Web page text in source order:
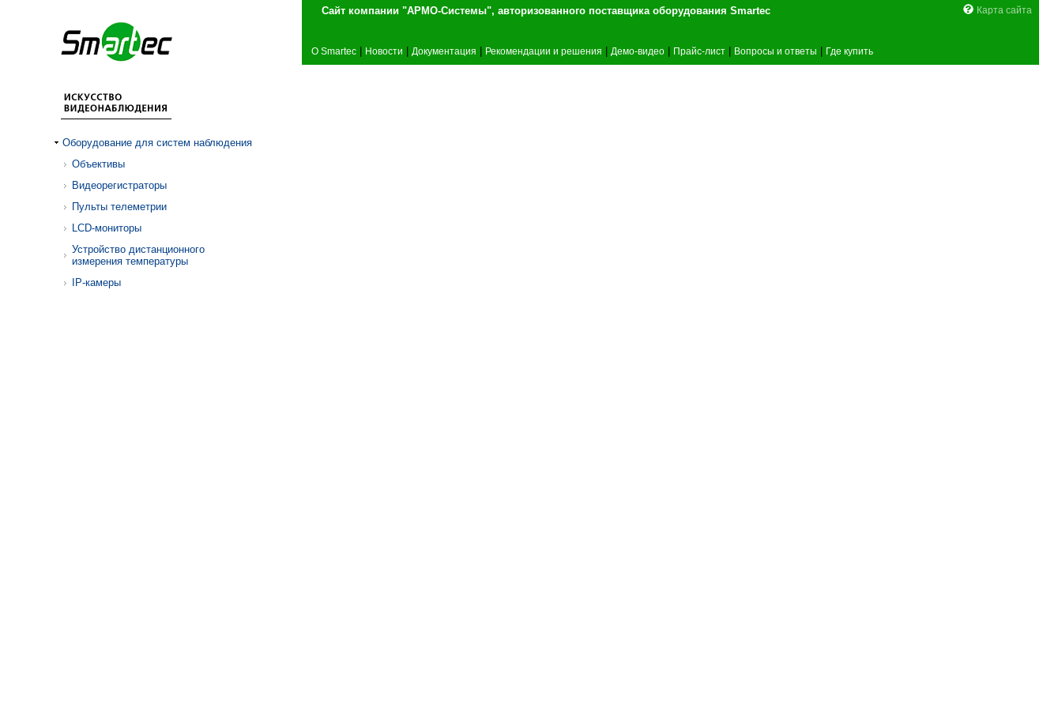
Сайт компании "АРМО-Системы", авторизованного поставщика оборудования Smartec Карта сайта
О Smartec Новости Документация Рекомендации и решения Демо-видео Прайс-лист Вопросы и ответы Где купить
Оборудование для систем наблюдения
Объективы
Видеорегистраторы
Пульты телеметрии
LCD-мониторы
Устройство дистанционного
измерения температуры
IP-камеры